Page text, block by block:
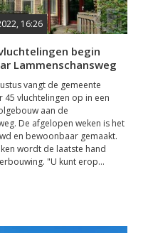
16:26
begin
Lammenschansweg
vangt de gemeente
45 vluchtelingen op in een
aan de
De afgelopen weken is het
en bewoonbaar gemaakt.
wordt de laatste hand
"U kunt erop...